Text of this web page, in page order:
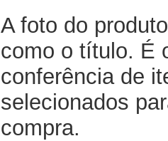
A foto do
como o título. É
conferência de
selecionados
compra.